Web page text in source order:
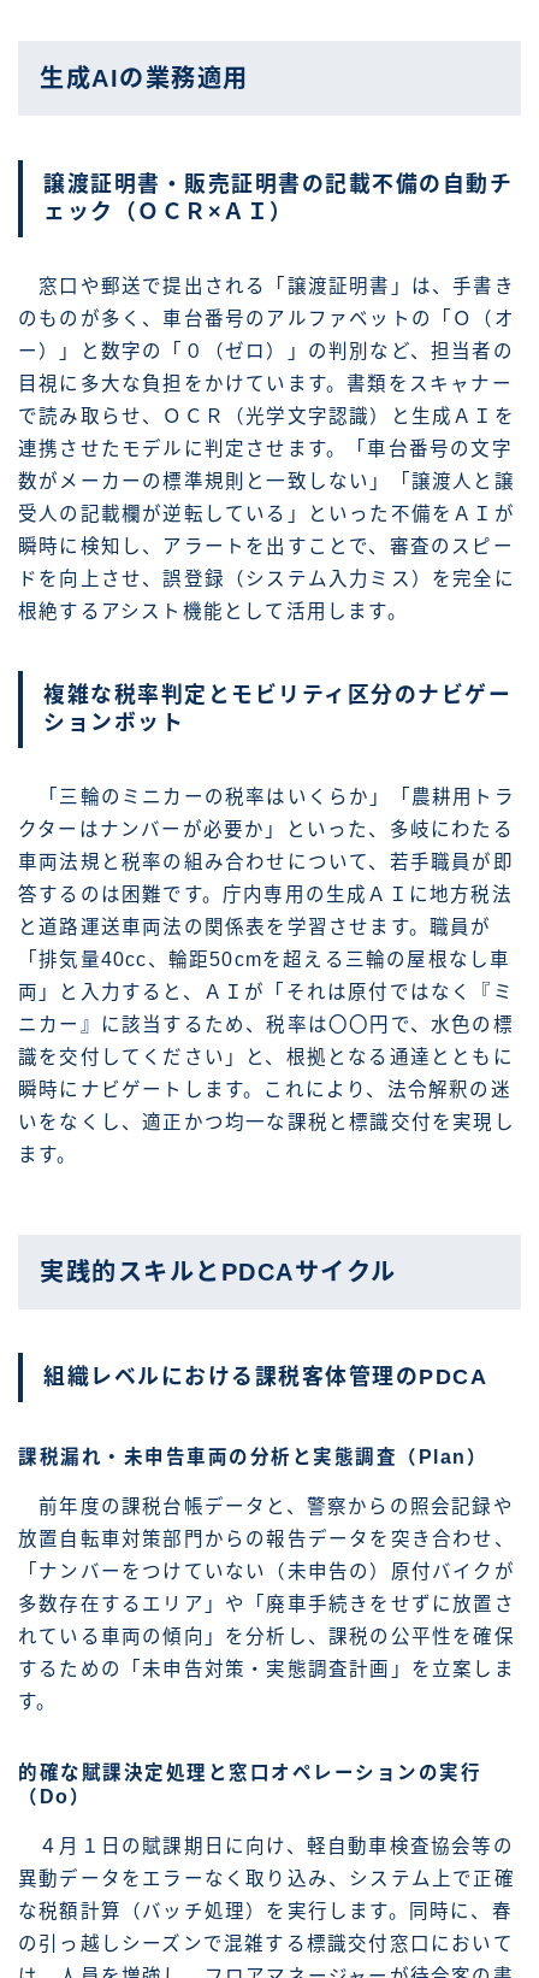
生成AIの業務適用
譲渡証明書・販売証明書の記載不備の自動チ
ェック（ＯＣＲ×ＡＩ）
窓口や郵送で提出される「譲渡証明書」は、手書き
のものが多く、車台番号のアルファベットの「Ｏ（オ
ー）」と数字の「０（ゼロ）」の判別など、担当者の
目視に多大な負担をかけています。書類をスキャナー
で読み取らせ、ＯＣＲ（光学文字認識）と生成ＡＩを
連携させたモデルに判定させます。「車台番号の文字
数がメーカーの標準規則と一致しない」「譲渡人と譲
受人の記載欄が逆転している」といった不備をＡＩが
瞬時に検知し、アラートを出すことで、審査のスピー
ドを向上させ、誤登録（システム入力ミス）を完全に
根絶するアシスト機能として活用します。
複雑な税率判定とモビリティ区分のナビゲー
ションボット
「三輪のミニカーの税率はいくらか」「農耕用トラ
クターはナンバーが必要か」といった、多岐にわたる
車両法規と税率の組み合わせについて、若手職員が即
答するのは困難です。庁内専用の生成ＡＩに地方税法
と道路運送車両法の関係表を学習させます。職員が
「排気量40cc、輪距50cmを超える三輪の屋根なし車
両」と入力すると、ＡＩが「それは原付ではなく『ミ
ニカー』に該当するため、税率は〇〇円で、水色の標
識を交付してください」と、根拠となる通達とともに
瞬時にナビゲートします。これにより、法令解釈の迷
いをなくし、適正かつ均一な課税と標識交付を実現し
ます。
実践的スキルとPDCAサイクル
組織レベルにおける課税客体管理のPDCA
課税漏れ・未申告車両の分析と実態調査（Plan）
前年度の課税台帳データと、警察からの照会記録や
放置自転車対策部門からの報告データを突き合わせ、
「ナンバーをつけていない（未申告の）原付バイクが
多数存在するエリア」や「廃車手続きをせずに放置さ
れている車両の傾向」を分析し、課税の公平性を確保
するための「未申告対策・実態調査計画」を立案しま
す。
的確な賦課決定処理と窓口オペレーションの実行
（Do）
４月１日の賦課期日に向け、軽自動車検査協会等の
異動データをエラーなく取り込み、システム上で正確
な税額計算（バッチ処理）を実行します。同時に、春
の引っ越しシーズンで混雑する標識交付窓口において